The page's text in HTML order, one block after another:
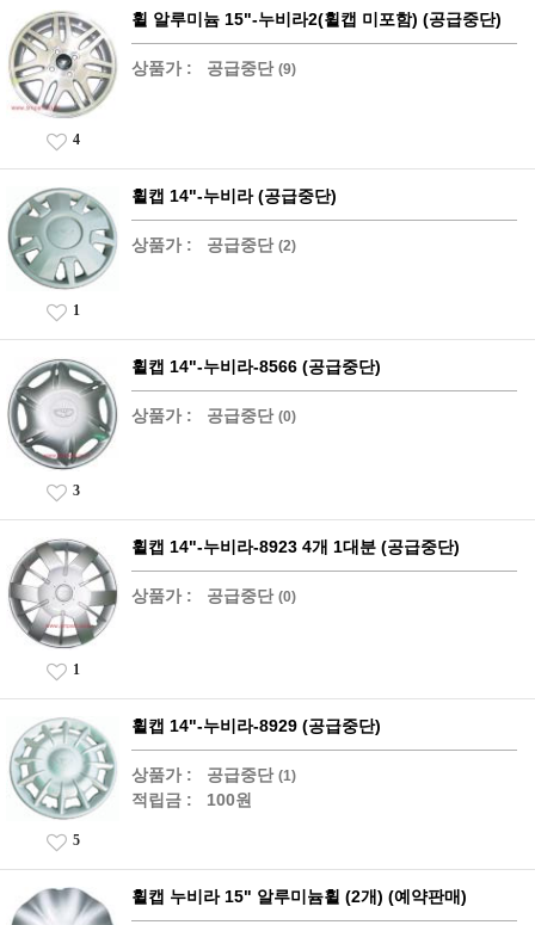
휠 알루미늄 15"-누비라2(휠캡 미포함) (공급중단)
상품가 : 공급중단 (9)
4
휠캡 14"-누비라 (공급중단)
상품가 : 공급중단 (2)
1
휠캡 14"-누비라-8566 (공급중단)
상품가 : 공급중단 (0)
3
휠캡 14"-누비라-8923 4개 1대분 (공급중단)
상품가 : 공급중단 (0)
1
휠캡 14"-누비라-8929 (공급중단)
상품가 : 공급중단 (1)
적립금 : 100원
5
휠캡 누비라 15" 알루미늄휠 (2개) (예약판매)